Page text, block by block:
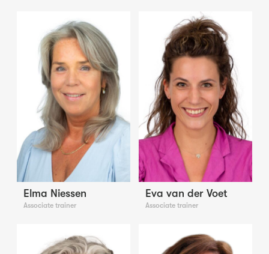
Elma Niessen
Associate trainer
Eva van der Voet
Associate trainer